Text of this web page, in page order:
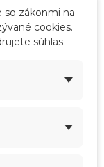
želaní
so zákonmi na
cookies.
súhlas.